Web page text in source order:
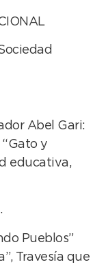
Abel Gari:
y
educativa,
Pueblos”
Travesía que